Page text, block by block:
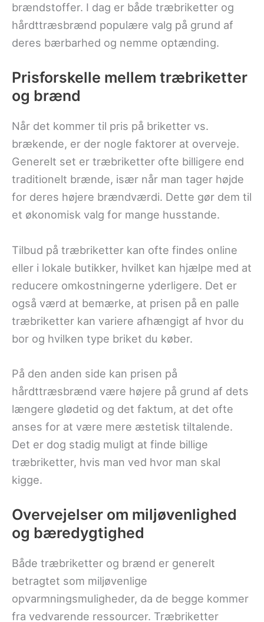
brændstoffer. I dag er både træbriketter og
hårdttræsbrænd populære valg på grund af
deres bærbarhed og nemme optænding.
Prisforskelle mellem træbriketter
og brænd
Når det kommer til pris på briketter vs.
brækende, er der nogle faktorer at overveje.
Generelt set er træbriketter ofte billigere end
traditionelt brænde, især når man tager højde
for deres højere brændværdi. Dette gør dem til
et økonomisk valg for mange husstande.
Tilbud på træbriketter kan ofte findes online
eller i lokale butikker, hvilket kan hjælpe med at
reducere omkostningerne yderligere. Det er
også værd at bemærke, at prisen på en palle
træbriketter kan variere afhængigt af hvor du
bor og hvilken type briket du køber.
På den anden side kan prisen på
hårdttræsbrænd være højere på grund af dets
længere glødetid og det faktum, at det ofte
anses for at være mere æstetisk tiltalende.
Det er dog stadig muligt at finde billige
træbriketter, hvis man ved hvor man skal
kigge.
Overvejelser om miljøvenlighed
og bæredygtighed
Både træbriketter og brænd er generelt
betragtet som miljøvenlige
opvarmningsmuligheder, da de begge kommer
fra vedvarende ressourcer. Træbriketter